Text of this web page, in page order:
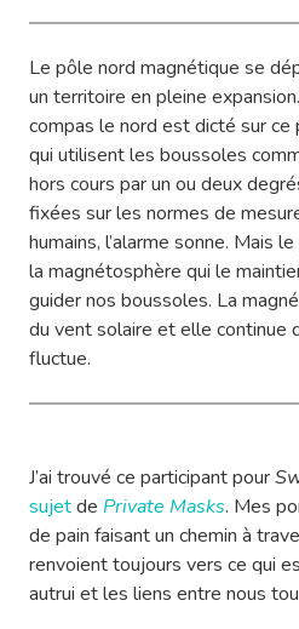
Le pôle nord magnétique se
un territoire en pleine
compas le nord est dicté sur ce
qui utilisent les boussoles
hors cours par un ou deux
fixées sur les normes de
humains, l’alarme sonne. Mais
la magnétosphère qui le
guider nos boussoles. La
du vent solaire et elle continue
fluctue.
J’ai trouvé ce participant pour
sujetde Private Masks. Mes
de pain faisant un chemin à
renvoient toujours vers ce qui
autrui et les liens entre nous